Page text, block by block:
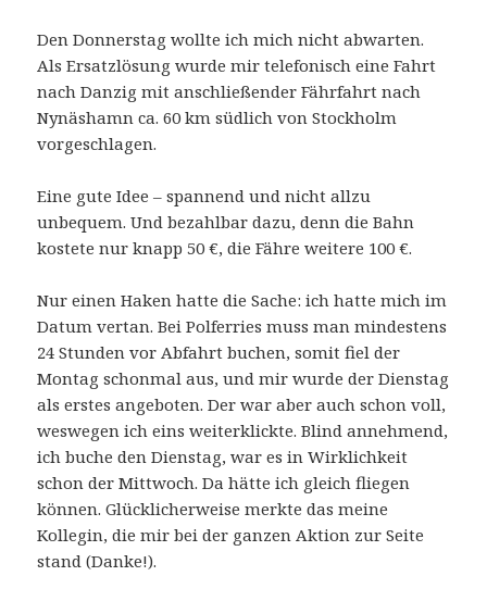
Den Donnerstag wollte ich mich nicht abwarten.
Als Ersatzlösung wurde mir telefonisch eine Fahrt
nach Danzig mit anschließender Fährfahrt nach
Nynäshamn ca. 60 km südlich von Stockholm
vorgeschlagen.
Eine gute Idee – spannend und nicht allzu
unbequem. Und bezahlbar dazu, denn die Bahn
kostete nur knapp 50 €, die Fähre weitere 100 €.
Nur einen Haken hatte die Sache: ich hatte mich im
Datum vertan. Bei Polferries muss man mindestens
24 Stunden vor Abfahrt buchen, somit fiel der
Montag schonmal aus, und mir wurde der Dienstag
als erstes angeboten. Der war aber auch schon voll,
weswegen ich eins weiterklickte. Blind annehmend,
ich buche den Dienstag, war es in Wirklichkeit
schon der Mittwoch. Da hätte ich gleich fliegen
können. Glücklicherweise merkte das meine
Kollegin, die mir bei der ganzen Aktion zur Seite
stand (Danke!).